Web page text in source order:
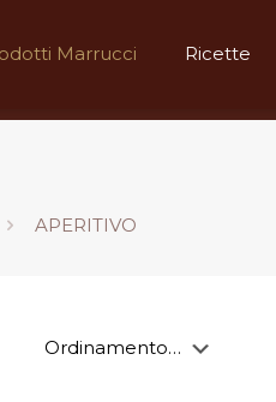
Marrucci Ricette
APERITIVO